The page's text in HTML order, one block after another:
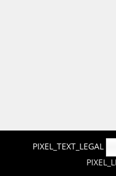
PIXEL_TEXT_LEGAL